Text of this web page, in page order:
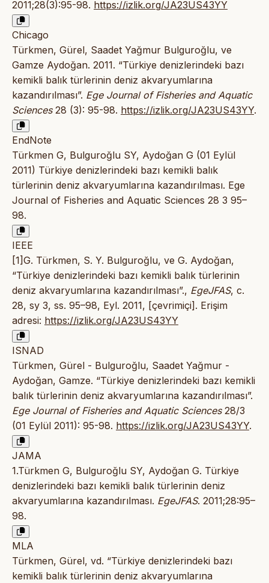
2011;28(3):95-98. https://izlik.org/JA23US43YY
Chicago
Türkmen, Gürel, Saadet Yağmur Bulguroğlu, ve
Gamze Aydoğan. 2011. “Türkiye denizlerindeki bazı
kemikli balık türlerinin deniz akvaryumlarına
kazandırılması”. Ege Journal of Fisheries and Aquatic
Sciences28 (3): 95-98. https://izlik.org/JA23US43YY.
EndNote
Türkmen G, Bulguroğlu SY, Aydoğan G (01 Eylül
2011) Türkiye denizlerindeki bazı kemikli balık
türlerinin deniz akvaryumlarına kazandırılması. Ege
Journal of Fisheries and Aquatic Sciences 28 3 95–
98.
IEEE
[1]G. Türkmen, S. Y. Bulguroğlu, ve G. Aydoğan,
“Türkiye denizlerindeki bazı kemikli balık türlerinin
deniz akvaryumlarına kazandırılması”., EgeJFAS, c.
28, sy 3, ss. 95–98, Eyl. 2011, [çevrimiçi]. Erişim
adresi: https://izlik.org/JA23US43YY
ISNAD
Türkmen, Gürel - Bulguroğlu, Saadet Yağmur -
Aydoğan, Gamze. “Türkiye denizlerindeki bazı kemikli
balık türlerinin deniz akvaryumlarına kazandırılması”.
Ege Journal of Fisheries and Aquatic Sciences28/3
(01 Eylül 2011): 95-98. https://izlik.org/JA23US43YY.
JAMA
1.Türkmen G, Bulguroğlu SY, Aydoğan G. Türkiye
denizlerindeki bazı kemikli balık türlerinin deniz
akvaryumlarına kazandırılması. EgeJFAS. 2011;28:95–
98.
MLA
Türkmen, Gürel, vd. “Türkiye denizlerindeki bazı
kemikli balık türlerinin deniz akvaryumlarına